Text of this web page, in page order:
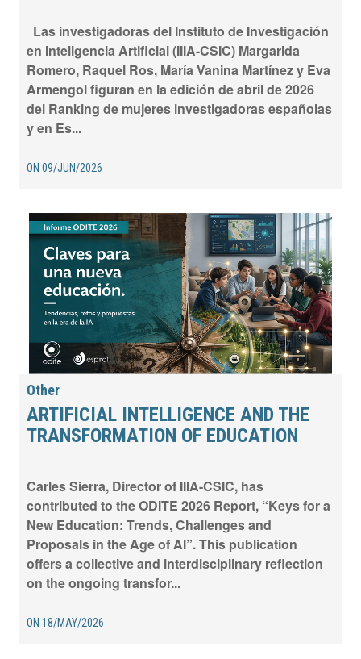
Las investigadoras del Instituto de Investigación
en Inteligencia Artificial (IIIA-CSIC) Margarida
Romero, Raquel Ros, María Vanina Martínez y Eva
Armengol figuran en la edición de abril de 2026
del Ranking de mujeres investigadoras españolas
y en Es...
ON 09/JUN/2026
Other
ARTIFICIAL INTELLIGENCE AND THE
TRANSFORMATION OF EDUCATION
Carles Sierra, Director of IIIA-CSIC, has
contributed to the ODITE 2026 Report, “Keys for a
New Education: Trends, Challenges and
Proposals in the Age of AI”. This publication
offers a collective and interdisciplinary reflection
on the ongoing transfor...
ON 18/MAY/2026